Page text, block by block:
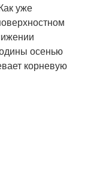
уже
осенью
корневую